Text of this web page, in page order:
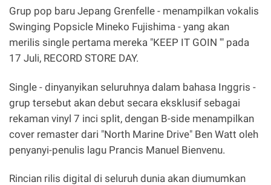
Grup pop baru Jepang Grenfelle - menampilkan vokalis
Swinging Popsicle Mineko Fujishima - yang akan
merilis single pertama mereka "KEEP IT GOIN '" pada
17 Juli, RECORD STORE DAY.
Single - dinyanyikan seluruhnya dalam bahasa Inggris -
grup tersebut akan debut secara eksklusif sebagai
rekaman vinyl 7 inci split, dengan B-side menampilkan
cover remaster dari "North Marine Drive" Ben Watt oleh
penyanyi-penulis lagu Prancis Manuel Bienvenu.
Rincian rilis digital di seluruh dunia akan diumumkan